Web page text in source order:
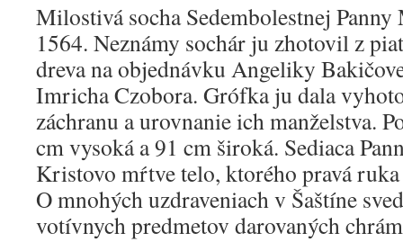
Milostivá socha Sedembolestnej
1564. Neznámy sochár ju zhotovil z
dreva na objednávku Angeliky
Imricha Czobora. Grófka ju dala
záchranu a urovnanie ich manželstva.
cm vysoká a 91 cm široká. Sediaca
Kristovo mŕtve telo, ktorého pravá
O mnohých uzdraveniach v Šaštíne
votívnych predmetov darovaných